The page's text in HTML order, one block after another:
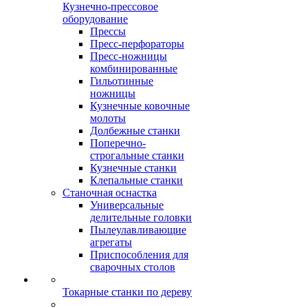
Кузнечно-прессовое
оборудование
Прессы
Пресс-перфораторы
Пресс-ножницы
комбинированные
Гильотинные
ножницы
Кузнечные ковочные
молоты
Долбежные станки
Поперечно-
строгальные станки
Кузнечные станки
Клепальные станки
Станочная оснастка
Универсальные
делительные головки
Пылеулавливающие
агрегаты
Приспособления для
сварочных столов
Токарные станки по дереву